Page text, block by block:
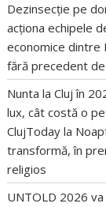
Dezinsecție pe
acționa echipele
economice dintre
fără precedent
Nunta la Cluj în
lux, cât costă o
ClujToday la
transformă, în
religios
UNTOLD 2026